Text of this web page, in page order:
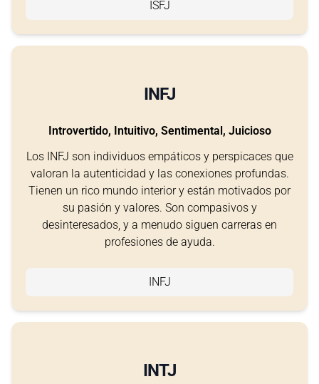
ISFJ
INFJ
Introvertido, Intuitivo, Sentimental, Juicioso
Los INFJ son individuos empáticos y perspicaces que
valoran la autenticidad y las conexiones profundas.
Tienen un rico mundo interior y están motivados por
su pasión y valores. Son compasivos y
desinteresados, y a menudo siguen carreras en
profesiones de ayuda.
INFJ
INTJ